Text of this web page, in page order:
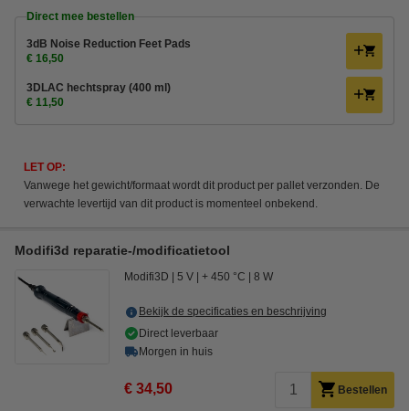
Direct mee bestellen
3dB Noise Reduction Feet Pads
€ 16,50
3DLAC hechtspray (400 ml)
€ 11,50
LET OP:
Vanwege het gewicht/formaat wordt dit product per pallet verzonden. De
verwachte levertijd van dit product is momenteel onbekend.
Modifi3d reparatie-/modificatietool
Modifi3D 5 V + 450 °C 8 W
Bekijk de specificaties en beschrijving
Direct leverbaar
Morgen in huis
€ 34,50 Bestellen